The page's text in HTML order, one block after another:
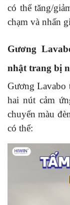
có thể tăng/
chạm và nhấn
Gương
nhật trang bị
Gương
hai nút cảm
chuyển màu
có thể: